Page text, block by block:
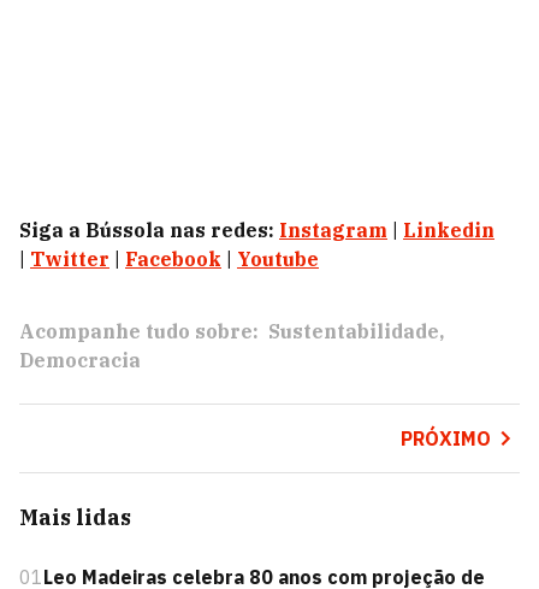
Siga a Bússola nas redes: Instagram
Linkedin
Twitter Facebook Youtube
Acompanhe tudo sobre: Sustentabilidade
Democracia
PRÓXIMO
Mais lidas
01Leo Madeiras celebra 80 anos com projeção de